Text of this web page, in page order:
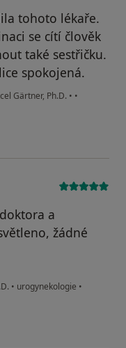
tohoto lékaře.
se cítí člověk
také sestřičku.
spokojená.
Gärtner, Ph.D. • •
a
žádné
• urogynekologie •